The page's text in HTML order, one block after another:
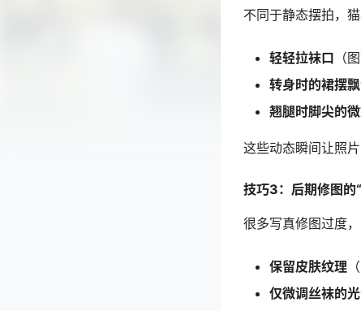
不同于静态摆拍，
轻轻拉袜口 （
转身时的裙摆
翘腿时脚尖的
这些动态瞬间让照片
技巧3：后期修图的
很多写真修图过度
保留皮肤纹理
仅微调丝袜的